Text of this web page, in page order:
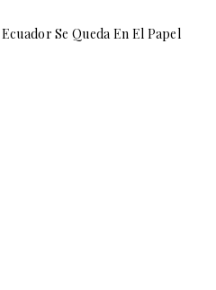
Se Queda En El Papel